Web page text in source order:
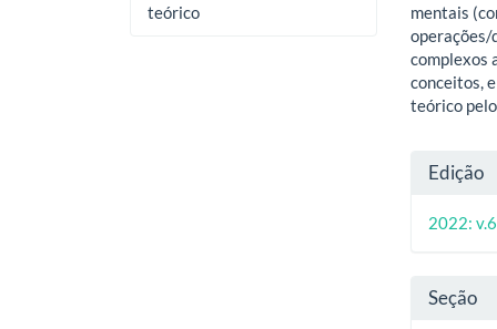
teórico
mentais
operações/
complexos
conceitos,
teórico
do
Edição
2022:
Seção